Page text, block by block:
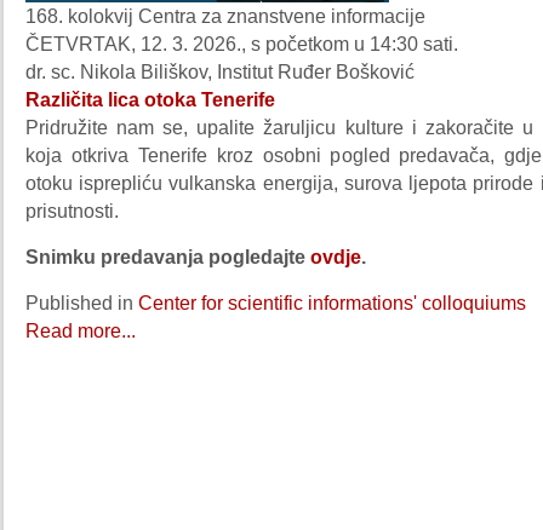
168. kolokvij Centra za znanstvene informacije
ČETVRTAK, 12. 3. 2026., s početkom u 14:30 sati.
dr. sc. Nikola Biliškov, Institut Ruđer Bošković
Različita lica otoka Tenerife
Pridružite nam se, upalite žaruljicu kulture i zakoračite u
koja otkriva Tenerife kroz osobni pogled predavača,
otoku isprepliću vulkanska energija, surova ljepota prirode
prisutnosti.
Snimku predavanja pogledajte ovdje.
Published in Center for scientific informations' colloquiums
Read more...